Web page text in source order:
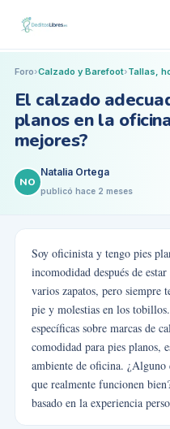
Foro›Calzado y Barefoot›Tallas,
El calzado
planos en la
mejores?
NO
Natalia Ortega
publicó hace 2 meses
Soy oficinista y tengo pies
incomodidad después de
varios zapatos, pero siempre
pie y molestias en los
específicas sobre marcas de
comodidad para pies planos,
ambiente de oficina. ¿Alguno
que realmente funcionen
basado en la experiencia